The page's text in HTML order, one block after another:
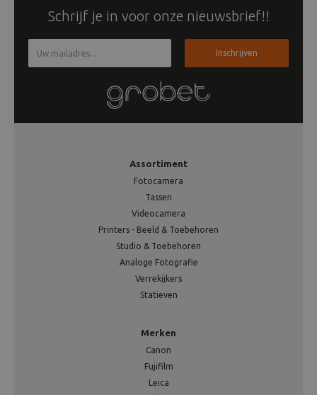
Schrijf je in voor onze nieuwsbrief!!
Inschrijven
Assortiment
Fotocamera
Tassen
Videocamera
Printers - Beeld & Toebehoren
Studio & Toebehoren
Analoge Fotografie
Verrekijkers
Statieven
Merken
Canon
Fujifilm
Leica